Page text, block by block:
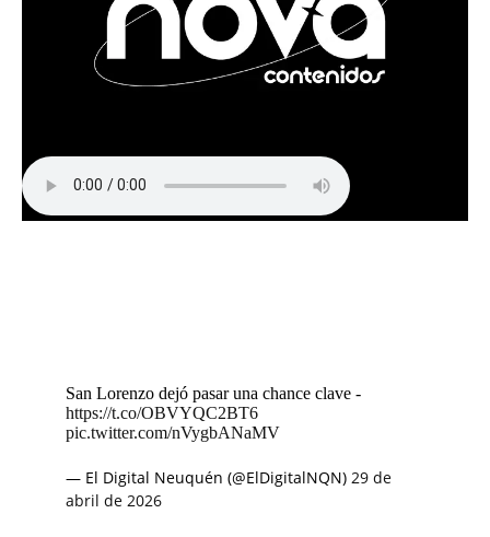
San Lorenzo dejó pasar una chance clave -
https://t.co/OBVYQC2BT6
pic.twitter.com/nVygbANaMV
— El Digital Neuquén (@ElDigitalNQN) 29 de
abril de 2026